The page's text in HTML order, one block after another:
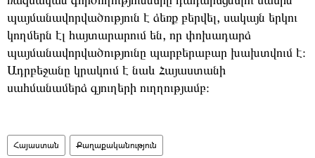
պայմանավորվածություն է ձեռք բերվել, սակայն երկու
կողմերն էլ հայտարարում են, որ փոխադարձ
պայմանավորվածությունը պարբերաբար խախտվում է։
Ադրբեջանը կրակում է նաև Հայաստանի
սահմանամերձ գյուղերի ուղղությամբ։
Հայաստան Քաղաքականություն